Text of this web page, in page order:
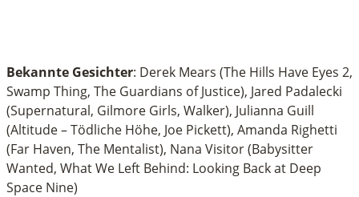
Bekannte Gesichter: Derek Mears (The Hills Have Eyes 2,
Swamp Thing, The Guardians of Justice), Jared Padalecki
(Supernatural, Gilmore Girls, Walker), Julianna Guill
(Altitude – Tödliche Höhe, Joe Pickett), Amanda Righetti
(Far Haven, The Mentalist), Nana Visitor (Babysitter
Wanted, What We Left Behind: Looking Back at Deep
Space Nine)